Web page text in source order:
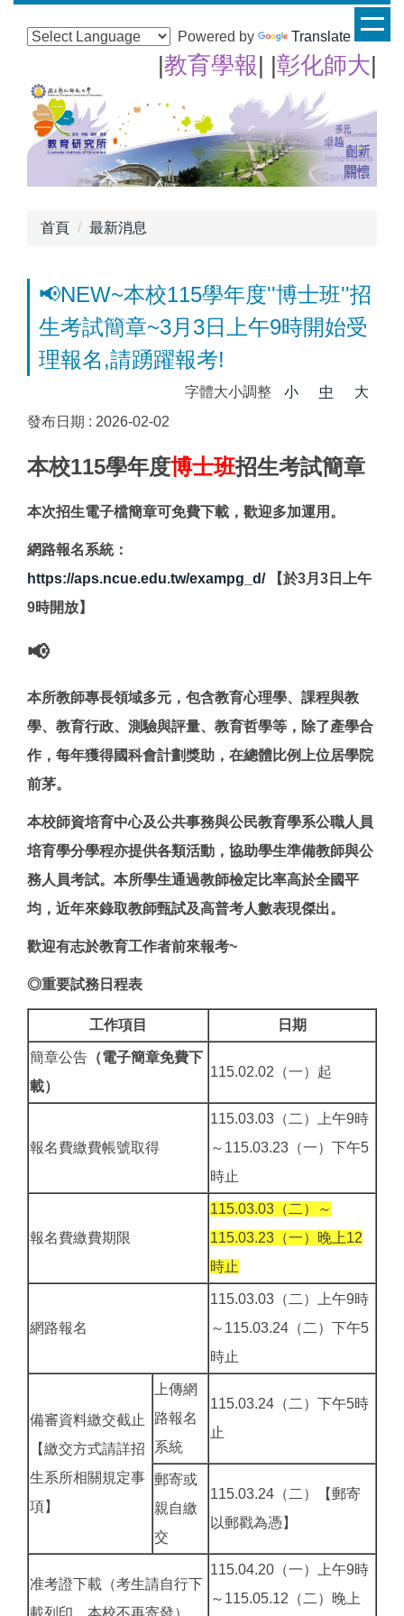
Powered by Translate
|教育學報| |彰化師大|
首頁 最新消息
📢NEW~本校115學年度''博士班''招
生考試簡章~3月3日上午9時開始受
理報名,請踴躍報考!
字體大小調整 小 中
大
發布日期 : 2026-02-02
本校115學年度博士班招生考試簡章
本次招生電子檔簡章可免費下載，歡迎多加運用。
網路報名系統：
https://aps.ncue.edu.tw/exampg_d/【於3月3日上午
9時開放】
📢
本所教師專長領域多元，包含教育心理學、課程與教
學、教育行政、測驗與評量、教育哲學等，除了產學合
作，每年獲得國科會計劃獎助，在總體比例上位居學院
前茅。
本校師資培育中心及公共事務與公民教育學系公職人員
培育學分學程亦提供各類活動，協助學生準備教師與公
務人員考試。本所學生通過教師檢定比率高於全國平
均，近年來錄取教師甄試及高普考人數表現傑出。
歡迎有志於教育工作者前來報考~
◎重要試務日程表
工作項目 日期
簡章公告 （電子簡章免費下
載）
115.02.02（一）起
報名費繳費帳號取得
115.03.03（二）上午9時
～115.03.23（一）下午5
時止
報名費繳費期限
115.03.03（二）～
115.03.23（一）晚上12
時止
網路報名
115.03.03（二）上午9時
～115.03.24（二）下午5
時止
備審資料繳交截止
【繳交方式請詳招
生系所相關規定事
項】
上傳網
路報名
系統
115.03.24（二）下午5時
止
郵寄或
親自繳
交
115.03.24（二）【郵寄
以郵戳為憑】
准考證下載（考生請自行下
載列印，本校不再寄發）
115.04.20（一）上午9時
～115.05.12（二）晚上